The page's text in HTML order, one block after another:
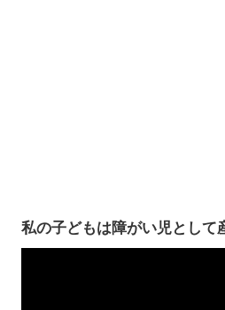
私の子どもは障がい児として